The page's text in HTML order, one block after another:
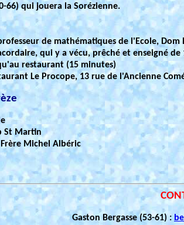
66) qui jouera la Sorézienne.
de mathématiques de l'Ecole,
qui y a vécu, prêché et enseigné de
restaurant (15 minutes)
Le Procope, 13 rue de l'Ancienne
St Martin
Michel Albéric
Gaston Bergasse (53-61) :